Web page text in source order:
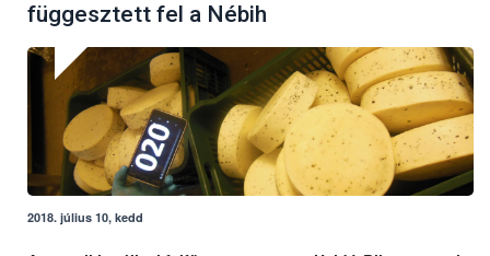
függesztett fel a Nébih
2018. július 10, kedd